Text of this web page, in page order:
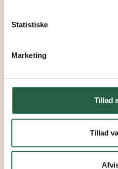
personlige oplysninger
Statistiske
Marketing
Tillad
Tillad